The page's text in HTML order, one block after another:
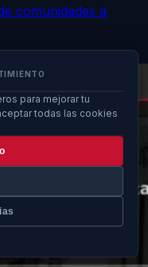
para mejorar tu
todas las cookies
comunidades a